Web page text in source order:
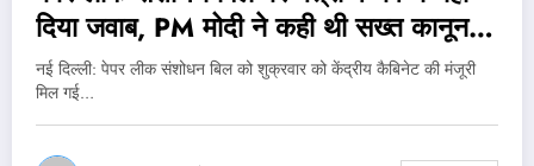
दिया जवाब, PM मोदी ने कही थी सख्त कानून
लाने की बात
नई दिल्‍ली: पेपर लीक संशोधन बिल को शुक्रवार को केंद्रीय कैबिनेट की मंजूरी
मिल गई…